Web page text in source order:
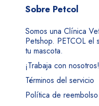
Sobre Petcol
Somos una Clínica
Petshop. PETCOL el
tu mascota.
¡Trabaja con nosotros!
Términos del servicio
Política de reembolso